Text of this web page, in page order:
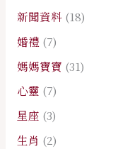
新聞資料 (18)
婚禮 (7)
媽媽寶寶 (31)
心靈 (7)
星座 (3)
生肖 (2)